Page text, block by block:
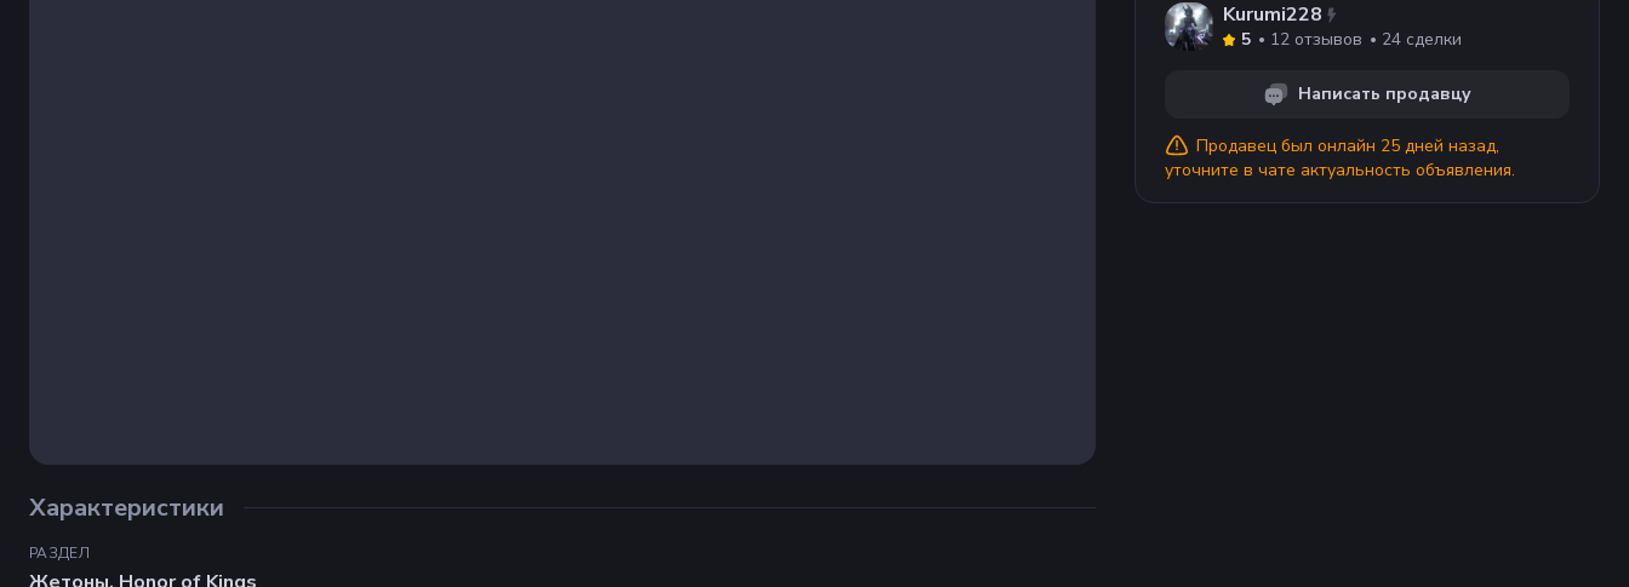
Характеристики
РАЗДЕЛ
Kurumi228
5 12 отзывов 24 сделки
Написать продавцу
Продавец был онлайн 25 дней назад,
уточните в чате актуальность объявления.